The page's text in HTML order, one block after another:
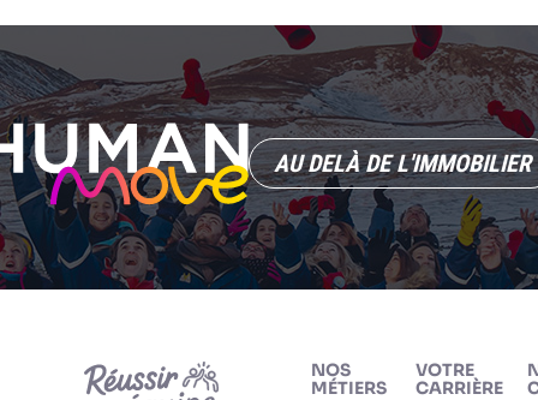
AU DELÀ DE L'IMMOBILIER
NOS
MÉTIERS
VOTRE
CARRIÈRE